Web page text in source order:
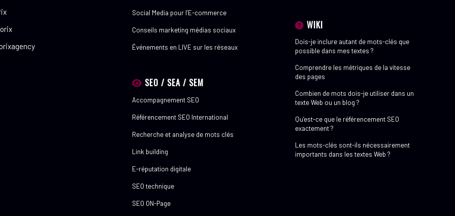
Social Media pour l’E-commerce
Conseils marketing médias sociaux
Événements en LIVE sur les réseaux
SEO / SEA / SEM
Accompagnement SEO
Référencement SEO International
Recherche et analyse de mots clés
Link building
E-réputation digitale
SEO technique
SEO ON-Page
WIKI
Dois-je inclure autant de mots-clés que
possible dans mes textes ?
Comprendre les métriques de la vitesse
des pages
Combien de mots dois-je utiliser dans un
texte Web ou un blog ?
Qu’est-ce que le référencement SEO
exactement ?
Les mots-clés sont-ils nécessairement
importants dans les textes Web ?